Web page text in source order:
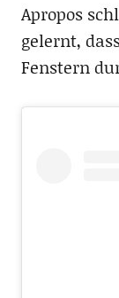
Apropos
gelernt,
Fenstern